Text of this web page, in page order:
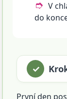
V
do
První den